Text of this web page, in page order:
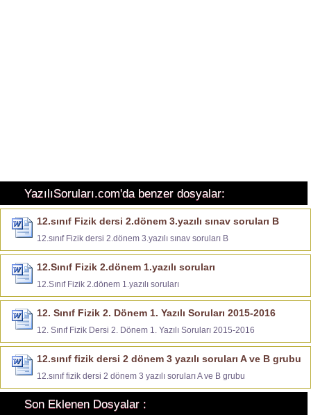
YazılıSoruları.com'da benzer dosyalar:
12.sınıf Fizik dersi 2.dönem 3.yazılı sınav soruları B
12.sınıf Fizik dersi 2.dönem 3.yazılı sınav soruları B
12.Sınıf Fizik 2.dönem 1.yazılı soruları
12.Sınıf Fizik 2.dönem 1.yazılı soruları
12. Sınıf Fizik 2. Dönem 1. Yazılı Soruları 2015-2016
12. Sınıf Fizik Dersi 2. Dönem 1. Yazılı Soruları 2015-2016
12.sınıf fizik dersi 2 dönem 3 yazılı soruları A ve B grubu
12.sınıf fizik dersi 2 dönem 3 yazılı soruları A ve B grubu
Son Eklenen Dosyalar :